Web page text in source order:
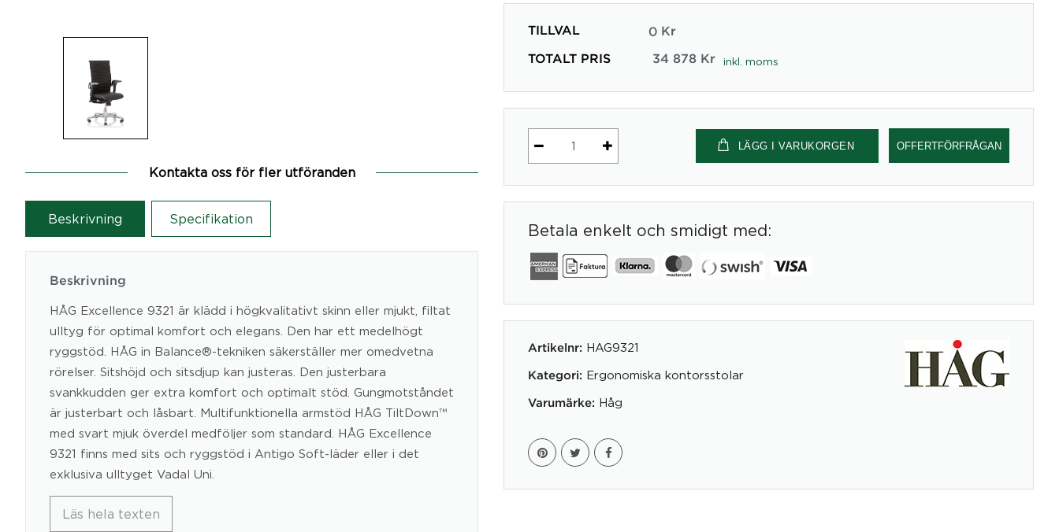
Kontakta oss för fler utföranden
Beskrivning Specifikation
Beskrivning
HÅG Excellence 9321 är klädd i högkvalitativt skinn eller mjukt, filtat
ulltyg för optimal komfort och elegans. Den har ett medelhögt
ryggstöd. HÅG in Balance®-tekniken säkerställer mer omedvetna
rörelser. Sitshöjd och sitsdjup kan justeras. Den justerbara
svankkudden ger extra komfort och optimalt stöd. Gungmotståndet
är justerbart och låsbart. Multifunktionella armstöd HÅG TiltDown™
med svart mjuk överdel medföljer som standard. HÅG Excellence
9321 finns med sits och ryggstöd i Antigo Soft-läder eller i det
exklusiva ulltyget Vadal Uni.
Läs hela texten
TILLVAL 0 Kr
TOTALT PRIS 34 878 Kr inkl. moms
Ergonomisk
9321
LÄGG I VARUKORGEN OFFERTFÖRFRÅGAN
Betala enkelt och smidigt med:
Artikelnr: HAG9321
Kategori: Ergonomiska kontorsstolar
Varumärke: Håg